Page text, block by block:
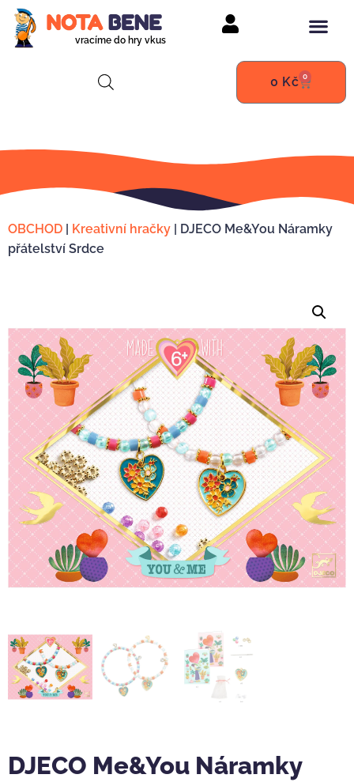
vracíme do hry vkus
0 Kč 0
OBCHOD | Kreativní hračky | DJECO Me&You Náramky
přátelství Srdce
DJECO Me&You Náramky